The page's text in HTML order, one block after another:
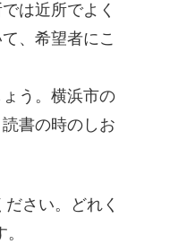
は近所でよく
、希望者にこ
う。横浜市の
書の時のしお
さい。どれく